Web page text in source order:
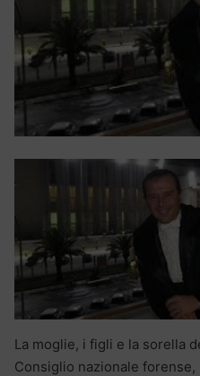
La moglie, i figli e la sorella
Consiglio nazionale